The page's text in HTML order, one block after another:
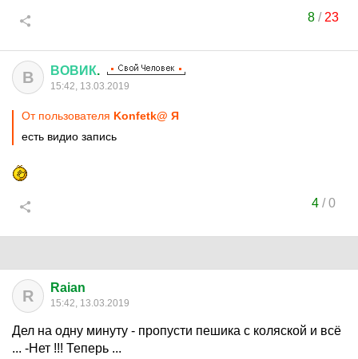
8 / 23
В ВОВИК.
15:42, 13.03.2019
От пользователя Konfetk@ Я
есть видио запись
4/0
R Raian
15:42, 13.03.2019
Дел на одну минуту - пропусти пешика с коляской и всё
... -Нет !!! Теперь ...